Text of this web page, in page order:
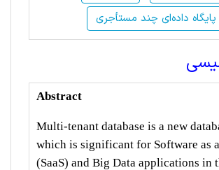
پایگاه داده‌ای چند مستأجری
Abstract
Multi-tenant database is a new
which is significant for Software as
(SaaS) and Big Data applications in